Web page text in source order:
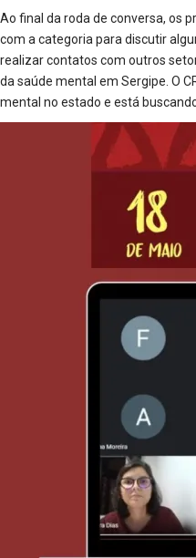
Ao final da roda de conversa, os
com a categoria para discutir
realizar contatos com outros
da saúde mental em Sergipe. O
mental no estado e está